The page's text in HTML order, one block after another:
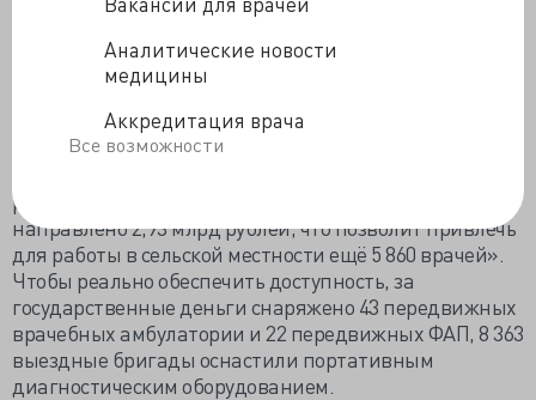
Аналитические новости
медицины
Аккредитация врача
Все возможности
За 2012–2013 годы в село приехало 12 тысяч врачей,
которым должны были компенсировать переезд и
устройство на новом месте 12,6 млрд рублей. Обещано
продолжение выплат, «Распоряжением
р из бюджета ФОМС в текущем году на эти же цели
направлено 2,93 млрд рублей, что позволит привлечь
для работы в сельской местности ещё 5 860 врачей».
Чтобы реально обеспечить доступность, за
государственные деньги снаряжено 43 передвижных
врачебных амбулатории и 22 передвижных ФАП, 8 363
выездные бригады оснастили портативным
диагностическим оборудованием.